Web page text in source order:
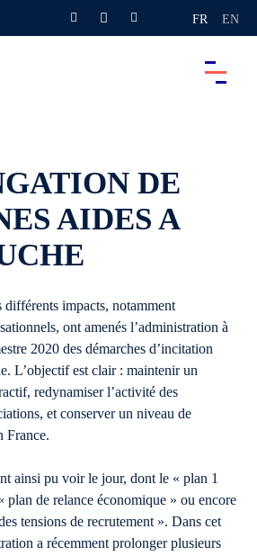
FR EN
DE
AIDES A
différents impacts, notamment
ont amenés l’administration à
2020 des démarches d’incitation
L’objectif est clair : maintenir un
redynamiser l’activité des
et conserver un niveau de
France.
ainsi pu voir le jour, dont le « plan 1
plan de relance économique » ou encore
tensions de recrutement ». Dans cet
a récemment prolonger plusieurs